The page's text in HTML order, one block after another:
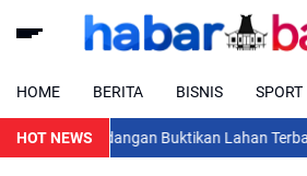
HOME BERITA BISNIS SPORT
HOT NEWS
Kandangan Buktikan Lahan Terbatas